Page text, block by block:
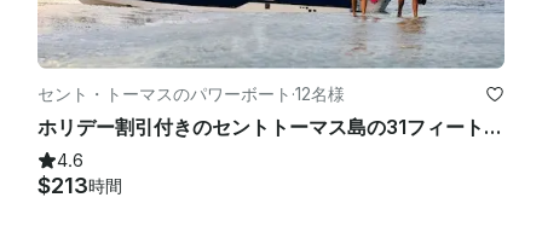
セント・トーマスのパワーボート ·12名様
ホリデー割引付きのセントトーマス島の31フィートのモーターボートで半日水上を満喫
4.6
$213時間